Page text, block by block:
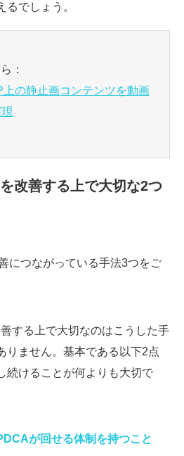
でしょう。
：
の静止画コンテンツを動画
改善する上で大切な2つ
につながっている手法3つをご
する上で大切なのはこうした手
りません。基本である以下2点
続けることが何よりも大切で
が回せる体制を持つこと